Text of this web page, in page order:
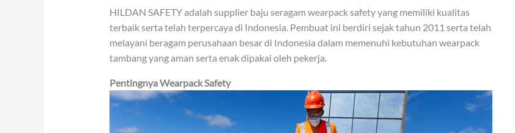
HILDAN SAFETY adalah supplier baju seragam wearpack safety yang memiliki kualitas
terbaik serta telah terpercaya di Indonesia. Pembuat ini berdiri sejak tahun 2011 serta telah
melayani beragam perusahaan besar di Indonesia dalam memenuhi kebutuhan wearpack
tambang yang aman serta enak dipakai oleh pekerja.
Pentingnya Wearpack Safety